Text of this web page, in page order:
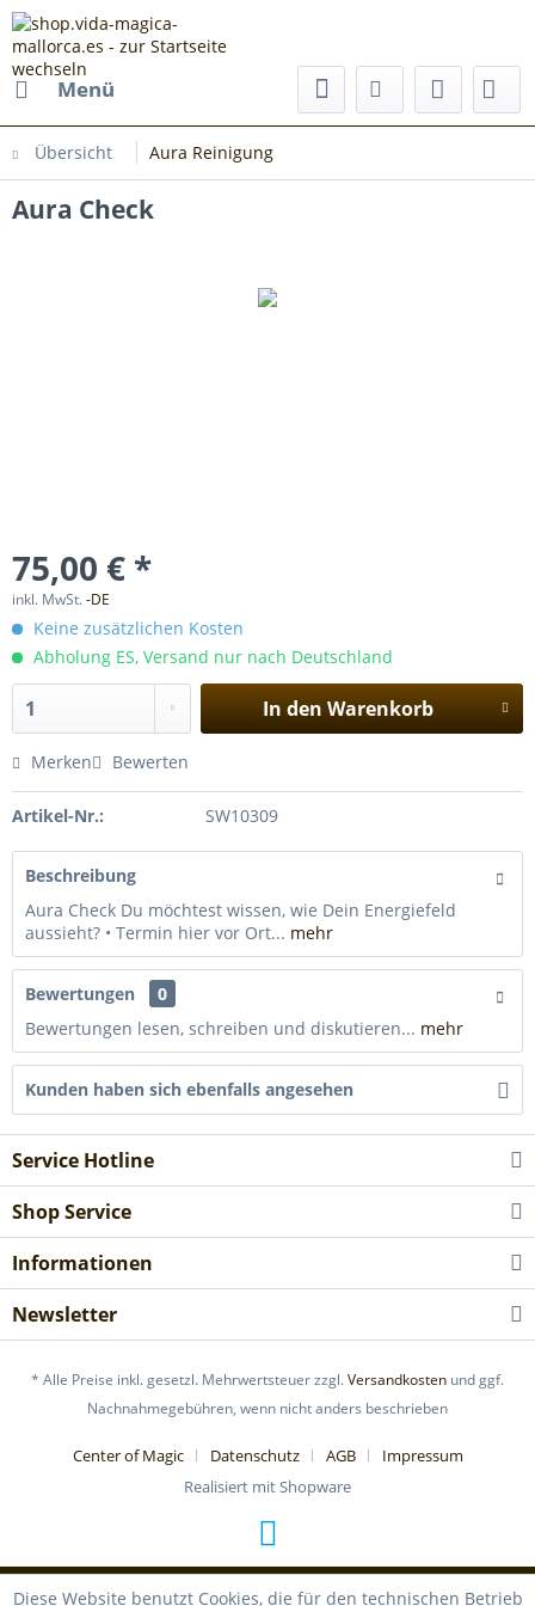
Menü
Übersicht Aura Reinigung
Aura Check
75,00 € *
inkl. MwSt.-DE
Keine zusätzlichen Kosten
Abholung ES, Versand nur nach Deutschland
In den Warenkorb
Merken Bewerten
Artikel-Nr.: SW10309
Beschreibung
Aura Check Du möchtest wissen, wie Dein Energiefeld
aussieht? • Termin hier vor Ort... mehr
Bewertungen
0
Bewertungen lesen, schreiben und diskutieren... mehr
Kunden haben sich ebenfalls angesehen
Service Hotline
Shop Service
Informationen
Newsletter
* Alle Preise inkl. gesetzl. Mehrwertsteuer zzgl.Versandkosten und ggf.
Nachnahmegebühren, wenn nicht anders beschrieben
Center of Magic Datenschutz AGB
Impressum
Realisiert mit Shopware
Diese Website benutzt Cookies, die für den technischen Betrieb